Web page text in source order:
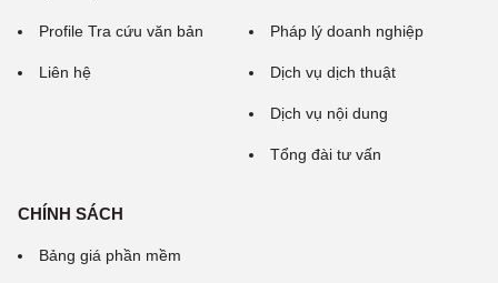
Profile Tra cứu văn bản
Liên hệ
Pháp lý doanh nghiệp
Dịch vụ dịch thuật
Dịch vụ nội dung
Tổng đài tư vấn
CHÍNH SÁCH
Bảng giá phần mềm